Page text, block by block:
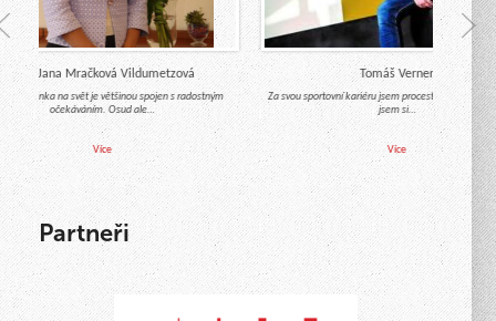
Mgr. Jana Mračková Vildumetzová
miminka na svět je většinou spojen s radostným
očekáváním. Osud ale…
Více
Tomáš Verner
Za svou sportovní kariéru jsem procestoval celý svět a
jsem si…
Více
Partneři